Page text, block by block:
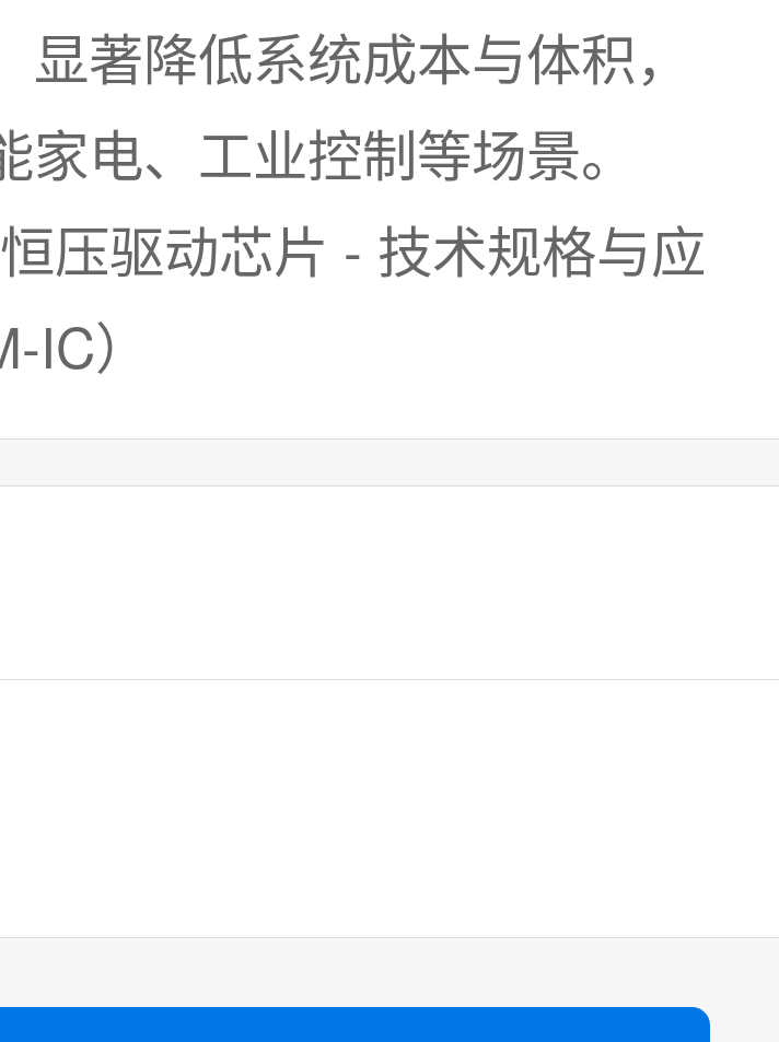
著降低系统成本与体积，
电、工业控制等场景。